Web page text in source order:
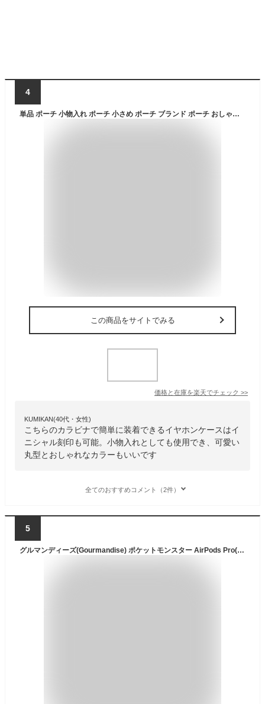
4
単品 ポーチ 小物入れ ポーチ 小さめ ポーチ ブランド ポーチ おしゃれ ポーチ カラビナ アウトドア ポーチ カラビナ付き カラビナ ミニ ポーチ レディース イヤフォンケース コインケース シンプル かわいい ポーチ 携帯 旅行 財布 イニシャル 刻印 名入れ
この商品をサイトでみる
価格と在庫を楽天でチェック >>
KUMIKAN(40代・女性)
こちらのカラビナで簡単に装着できるイヤホンケースはイ
ニシャル刻印も可能。小物入れとしても使用でき、可愛い
丸型とおしゃれなカラーもいいです
全てのおすすめコメント（2件）
5
グルマンディーズ(Gourmandise) ポケットモンスター AirPods Pro(第2世代)/AirPods Pro 対応 シリコンケース メタモン POKE-810B